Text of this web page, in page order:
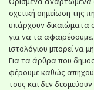
σχετική σημείωση της
υπάρχουν δικαιώματα
για να τα αφαιρέσουμε.
ιστολόγιου μπορεί να
Για τα άρθρα που
φέρουμε καθώς
τους και δεν